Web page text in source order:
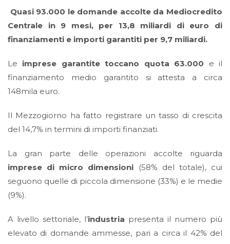
Quasi 93.000 le domande accolte da Mediocredito
Centrale in 9 mesi, per 13,8 miliardi di euro di
finanziamenti e importi garantiti per 9,7 miliardi.
Le imprese garantite toccano quota 63.000 e il
finanziamento medio garantito si attesta a circa
148mila euro.
Il Mezzogiorno ha fatto registrare un tasso di crescita
del 14,7% in termini di importi finanziati.
La gran parte delle operazioni accolte riguarda
imprese di micro dimensioni (58% del totale), cui
seguono quelle di piccola dimensione (33%) e le medie
(9%).
A livello settoriale, l’industria presenta il numero più
elevato di domande ammesse, pari a circa il 42% del